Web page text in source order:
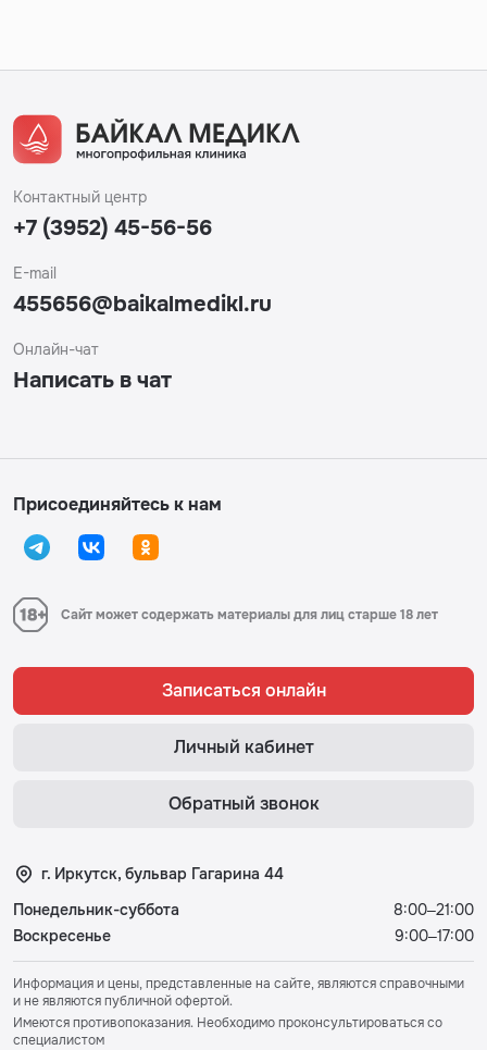
Контактный центр
+7 (3952) 45-56-56
E-mail
455656@baikalmedikl.ru
Онлайн-чат
Написать в чат
Присоединяйтесь к нам
Сайт может содержать материалы для лиц старше 18 лет
Записаться онлайн
Личный кабинет
Обратный звонок
г. Иркутск, бульвар Гагарина 44
Понедельник-суббота
8:00–21:00
Воскресенье
9:00–17:00
Информация и цены, представленные на сайте, являются справочными
и не являются публичной офертой.
Имеются противопоказания. Необходимо проконсультироваться со
специалистом